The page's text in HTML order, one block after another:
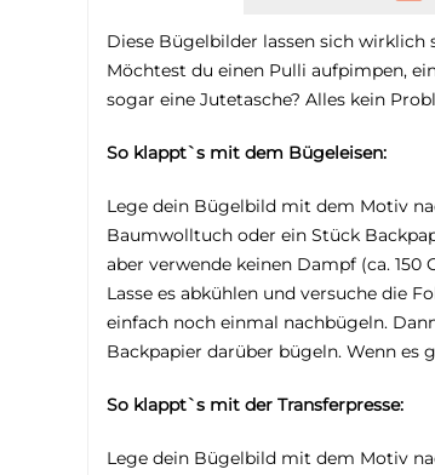
Diese Bügelbilder lassen sich
Möchtest du einen Pulli aufpimpen,
sogar eine Jutetasche? Alles kein
So klappt`s mit dem Bügeleisen:
Lege dein Bügelbild mit dem Motiv
Baumwolltuch oder ein Stück
aber verwende keinen Dampf (ca.
Lasse es abkühlen und versuche die
einfach noch einmal nachbügeln.
Backpapier darüber bügeln. Wenn es
So klappt`s mit der Transferpresse:
Lege dein Bügelbild mit dem Motiv